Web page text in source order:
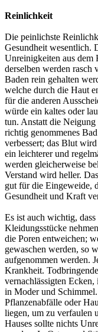
Reinlichkeit
Die peinlichste
Gesundheit wesentlich.
Unreinigkeiten aus dem
derselben werden rasch
Baden rein gehalten
welche durch die Haut
für die anderen
würde ein kaltes oder
tun. Anstatt die
richtig genommenes
verbessert; das Blut
ein leichterer und
werden gleicherweise
Verstand wird heller.
gut für die Eingeweide,
Gesundheit und Kraft
Es ist auch wichtig,
Kleidungsstücke
die Poren entweichen;
gewaschen werden, so
aufgenommen werden.
Krankheit.
vernachlässigten
in Moder und
Pflanzenabfälle oder
liegen, um zu verfaulen
Hauses sollte nichts